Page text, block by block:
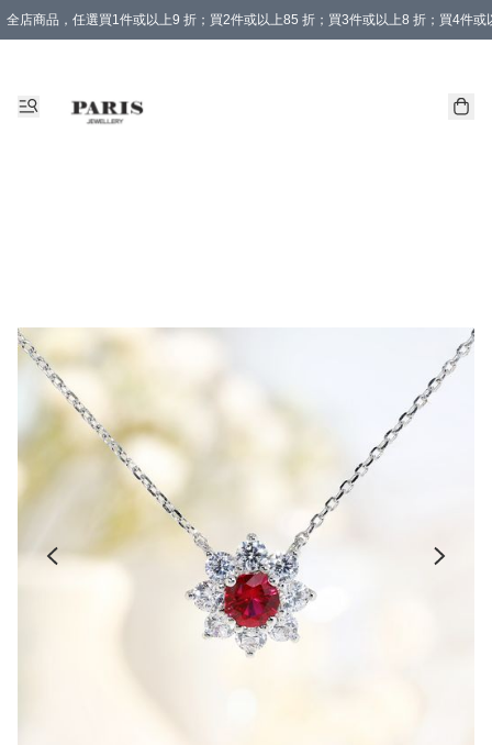
全店商品，任選買1件或以上9 折；買2件或以上85 折；買3件或以上8 折；買4件或